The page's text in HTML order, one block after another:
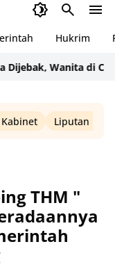
Hukrim
Wanita di Carita
Liputan Haji
THM "